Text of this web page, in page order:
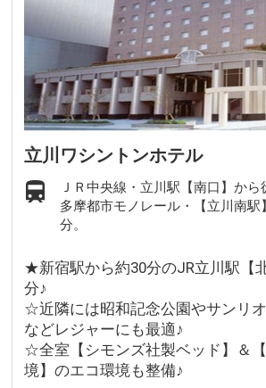
立川ワシントンホテル
ＪＲ中央線・立川駅【南口】から
多摩都市モノレール・【立川南駅
分。
★新宿駅から約30分のJR立川駅【
分♪
☆近隣には昭和記念公園やサンリ
などレジャーにも最適♪
☆全室【シモンズ社製ベッド】＆
境】のエコ環境も整備♪